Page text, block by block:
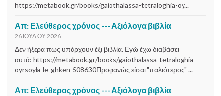
https://metabook.gr/books/gaiothalassa-tetraloghia-oy...
Απ: Ελεύθερος χρόνος --- Αξιόλογα βιβλία
26 ΙΟΥΛΊΟΥ 2026
Δεν ήξερα πως υπάρχουν έξι βιβλία. Εγώ έχω διαβάσει
αυτά: https://metabook.gr/books/gaiothalassa-tetraloghia-
oyrsoyla-le-ghken-508630Προφανώς είσαι "παλιότερος" ...
Απ: Ελεύθερος χρόνος --- Αξιόλογα βιβλία